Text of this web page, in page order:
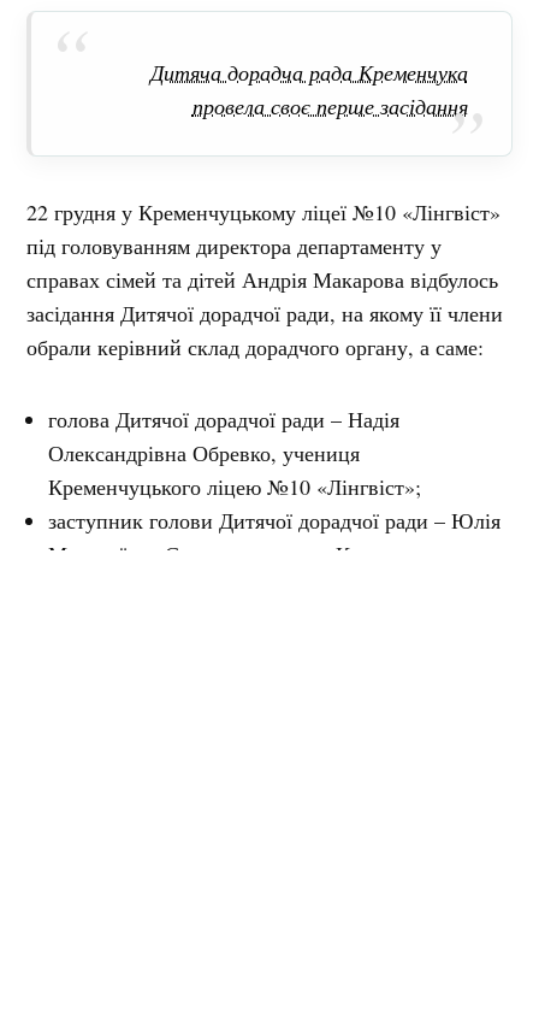
Дитяча дорадча рада Кременчука
провела своє перше засідання
22 грудня у Кременчуцькому ліцеї №10 «Лінгвіст»
під головуванням директора департаменту у
справах сімей та дітей Андрія Макарова відбулось
засідання Дитячої дорадчої ради, на якому її члени
обрали керівний склад дорадчого органу, а саме:
голова Дитячої дорадчої ради – Надія
Олександрівна Обревко, учениця
Кременчуцького ліцею №10 «Лінгвіст»;
заступник голови Дитячої дорадчої ради – Юлія
Миколаївна Єгорова, учениця Кременчуцького